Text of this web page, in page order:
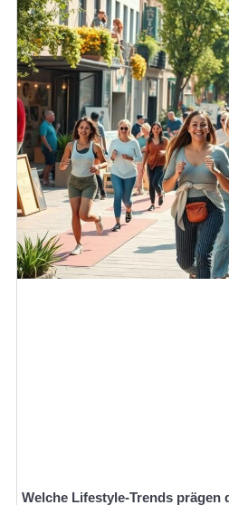
Welche Lifestyle-Trends prägen